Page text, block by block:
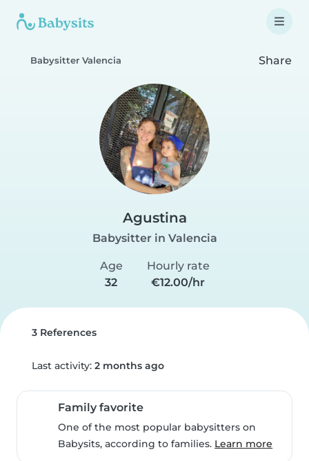
Babysitter Valencia Share
Agustina
Babysitter in Valencia
Age
32
Hourly rate
€12.00/hr
3 References
Last activity: 2 months ago
Family favorite
One of the most popular babysitters on
Babysits, according to families. Learn more